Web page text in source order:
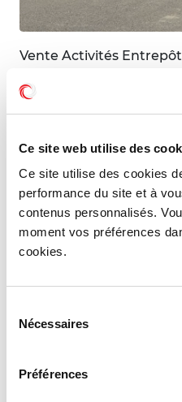
Ce site web utilise des
Ce site utilise des cookies
performance du site et à
contenus personnalisés.
moment vos préférences
cookies.
Nécessaires
Préférences
Vente Activités
MIS À JOUR